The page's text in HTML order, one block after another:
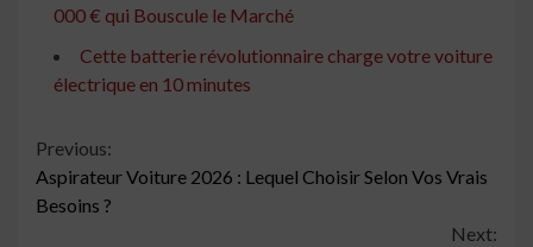
000 € qui Bouscule le Marché
Cette batterie révolutionnaire charge votre voiture
électrique en 10 minutes
Continue
Reading
Previous:
Aspirateur Voiture 2026 : Lequel Choisir Selon Vos Vrais
Besoins ?
Next: